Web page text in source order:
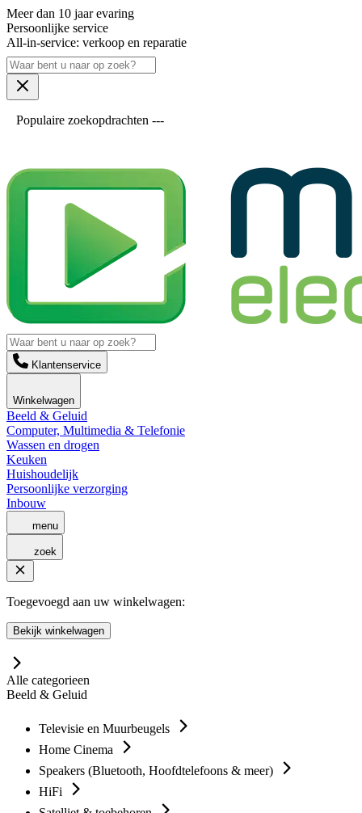
Meer dan 10 jaar evaring
Persoonlijke service
All-in-service: verkoop en reparatie
Populaire zoekopdrachten ---
Klantenservice
Winkelwagen
Beeld & Geluid
Computer, Multimedia & Telefonie
Wassen en drogen
Keuken
Huishoudelijk
Persoonlijke verzorging
Inbouw
menu
zoek
Toegevoegd aan uw winkelwagen:
Bekijk winkelwagen
Alle categorieen
Beeld & Geluid
Televisie en Muurbeugels
Home Cinema
Speakers (Bluetooth, Hoofdtelefoons & meer)
HiFi